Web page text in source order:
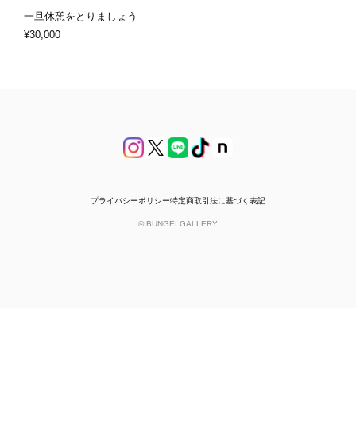
一旦休憩をとりましょう
¥30,000
プライバシーポリシー特定商取引法に基づく表記
© BUNGEI GALLERY